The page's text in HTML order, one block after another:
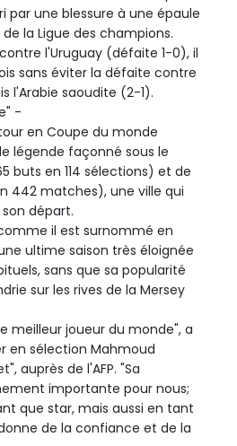
par une blessure à une épaule
la Ligue des champions.
l'Uruguay (défaite 1-0), il
sans éviter la défaite contre
l'Arabie saoudite (2-1).
-
en Coupe du monde
légende façonné sous le
buts en 114 sélections) et de
442 matches), une ville qui
départ.
il est surnommé en
ultime saison très éloignée
sans que sa popularité
sur les rives de la Mersey
meilleur joueur du monde", a
en sélection Mahmoud
auprès de l'AFP. "Sa
importante pour nous;
que star, mais aussi en tant
de la confiance et de la